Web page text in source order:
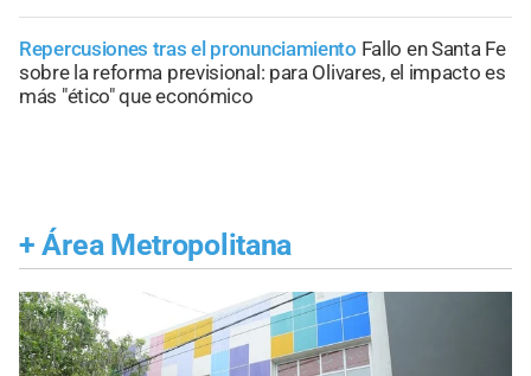
Repercusiones tras el pronunciamiento Fallo en Santa Fe
sobre la reforma previsional: para Olivares, el impacto es
más "ético" que económico
+ Área Metropolitana